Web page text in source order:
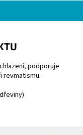
podporuje
revmatismu.